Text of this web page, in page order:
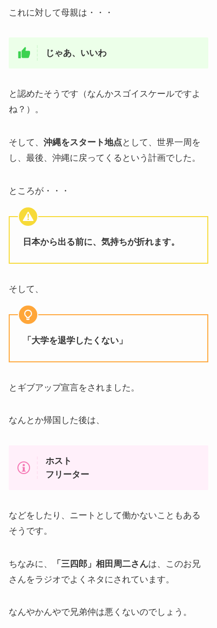
これに対して母親は・・・
じゃあ、いいわ
と認めたそうです（なんかスゴイスケールですよ
ね？）。
そして、 沖縄をスタート地点 として、世界一周を
し、最後、沖縄に戻ってくるという計画でした。
ところが・・・
日本から出る前に、気持ちが折れます。
そして、
「大学を退学したくない」
とギブアップ宣言をされました。
なんとか帰国した後は、
ホスト
フリーター
などをしたり、ニートとして働かないこともある
そうです。
ちなみに、 「三四郎」相田周二さんは、このお兄
さんをラジオでよくネタにされています。
なんやかんやで兄弟仲は悪くないのでしょう。